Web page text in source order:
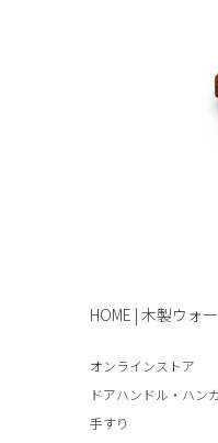
HOME | 木製ウォ
オンラインストア
ドアハンドル・ハン
手すり